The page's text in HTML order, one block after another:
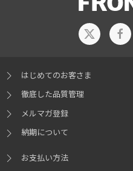
はじめてのお客さま
徹底した品質管理
メルマガ登録
納期について
お支払い方法